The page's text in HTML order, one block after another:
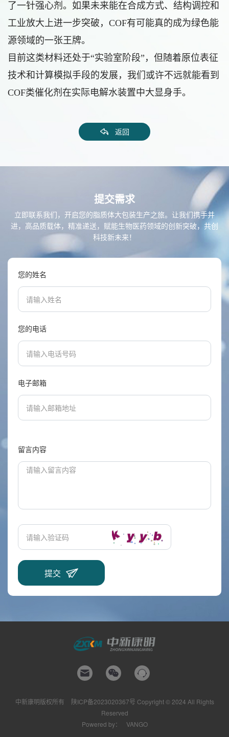
了一针强心剂。如果未来能在合成方式、结构调控和
工业放大上进一步突破，COF有可能真的成为绿色能
源领域的一张王牌。
目前这类材料还处于“实验室阶段”，但随着原位表征
技术和计算模拟手段的发展，我们或许不远就能看到
COF类催化剂在实际电解水装置中大显身手。
返回
提交需求
立即联系我们，开启您的脂质体大包装生产之旅。让我们携手并
进，高品质载体，精准递送，赋能生物医药领域的创新突破，共创
科技新未来！
您的姓名
您的电话
电子邮箱
留言内容
中新康明版权所有 陕ICP备2023020367号 Copyright © 2024 All Rights
Reserved
Powered by：
VANGO